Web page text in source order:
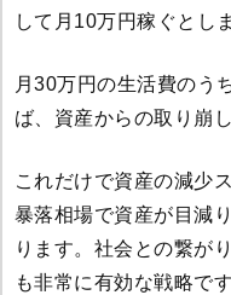
して月10万円稼ぐとし
月30万円の生活費のう
ば、資産からの取り崩
これだけで資産の減少
暴落相場で資産が目減
ります。社会との繋が
も非常に有効な戦略です